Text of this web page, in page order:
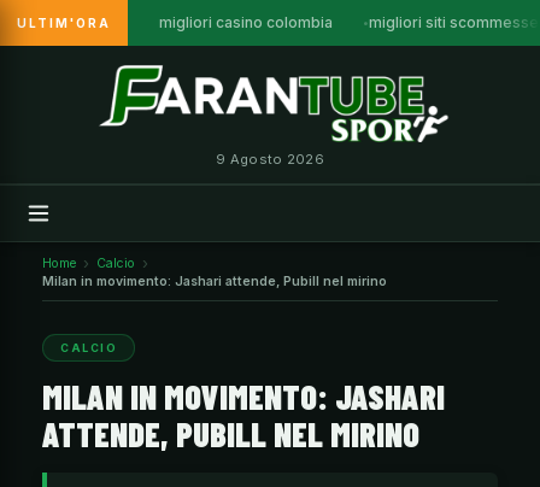
ULTIM'ORA migliori casino colombia migliori siti
9 Agosto 2026
Home
Calcio
Milan in movimento: Jashari attende, Pubill nel mirino
CALCIO
MILAN IN MOVIMENTO: JASHARI
ATTENDE, PUBILL NEL MIRINO